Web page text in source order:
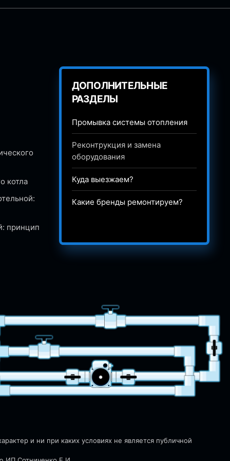
котла
принцип
ДОПОЛНИТЕЛЬНЫЕ
РАЗДЕЛЫ
Промывка системы отопления
Реконтрукция и замена
оборудования
Куда выезжаем?
Какие бренды ремонтируем?
и ни при каких условиях не является публичной